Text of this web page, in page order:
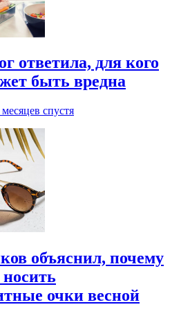
ответила, для кого
быть вредна
месяцев спустя
объяснил, почему
очки весной